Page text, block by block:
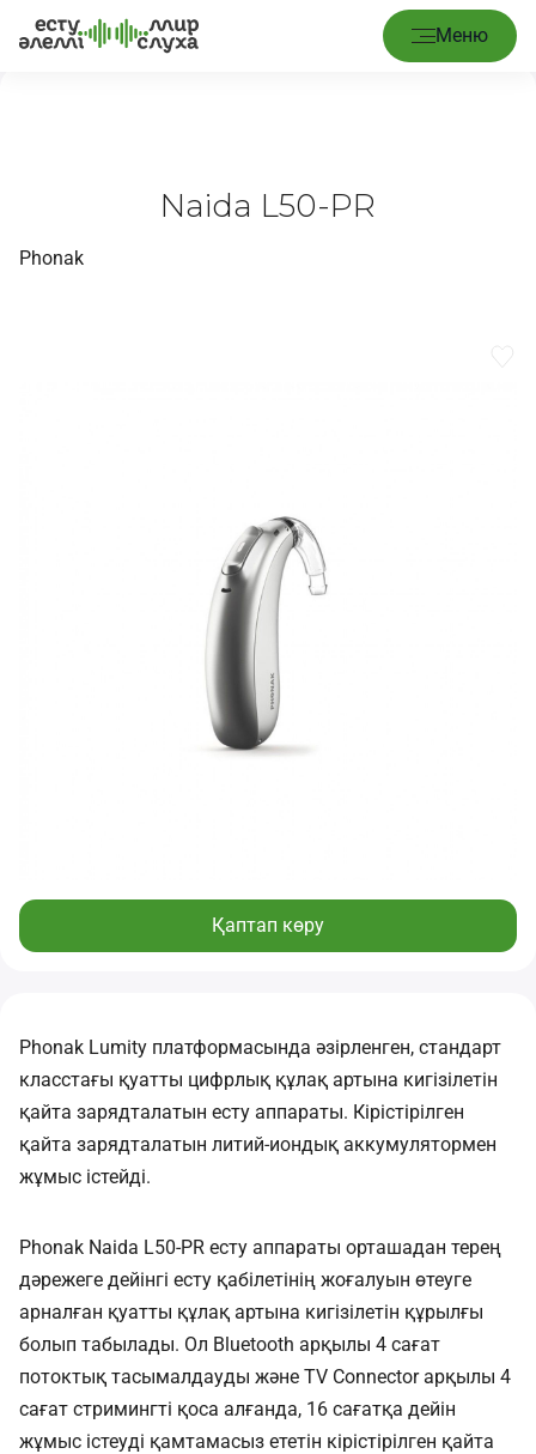
Меню
Басты бет /Аппараттар
Naida L50-PR
Phonak
Қаптап көру
Phonak Lumity платформасында әзірленген, стандарт
класстағы қуатты цифрлық құлақ артына кигізілетін
қайта зарядталатын есту аппараты. Кірістірілген
қайта зарядталатын литий-иондық аккумулятормен
жұмыс істейді.
Phonak Naida L50-PR есту аппараты орташадан терең
дәрежеге дейінгі есту қабілетінің жоғалуын өтеуге
арналған қуатты құлақ артына кигізілетін құрылғы
болып табылады. Ол Bluetooth арқылы 4 сағат
потоктық тасымалдауды және TV Connector арқылы 4
сағат стримингті қоса алғанда, 16 сағатқа дейін
жұмыс істеуді қамтамасыз ететін кірістірілген қайта